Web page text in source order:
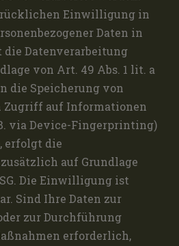
Einwilligung in
Daten in
Datenverarbeitung
von Art. 49 Abs. 1 lit. a
die Speicherung von
Zugriff auf Informationen
via Device-Fingerprinting)
erfolgt die
auf Grundlage
Die Einwilligung ist
Sind Ihre Daten zur
zur Durchführung
erforderlich,